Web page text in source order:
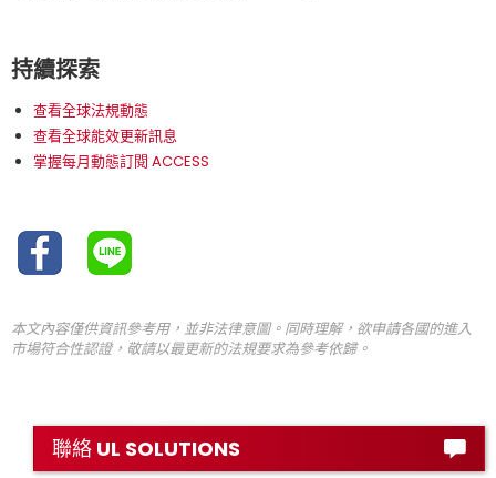
持續探索
查看全球法規動態
查看全球能效更新訊息
掌握每月動態訂閱 ACCESS
本文內容僅供資訊參考用，並非法律意圖。同時理解，欲申請各國的進入
市場符合性認證，敬請以最更新的法規要求為參考依歸。
聯絡 UL SOLUTIONS